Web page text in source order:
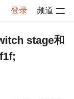
登录 频道
stage和